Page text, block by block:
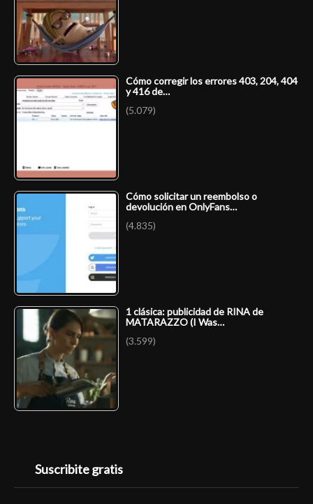
Cómo corregir los errores 403, 204, 404
y 416 de…
(5.079)
Cómo solicitar un reembolso o
devolución en OnlyFans…
(4.835)
1 clásica: publicidad de RINA de
MATARAZZO (I Was…
(3.599)
Suscribite gratis